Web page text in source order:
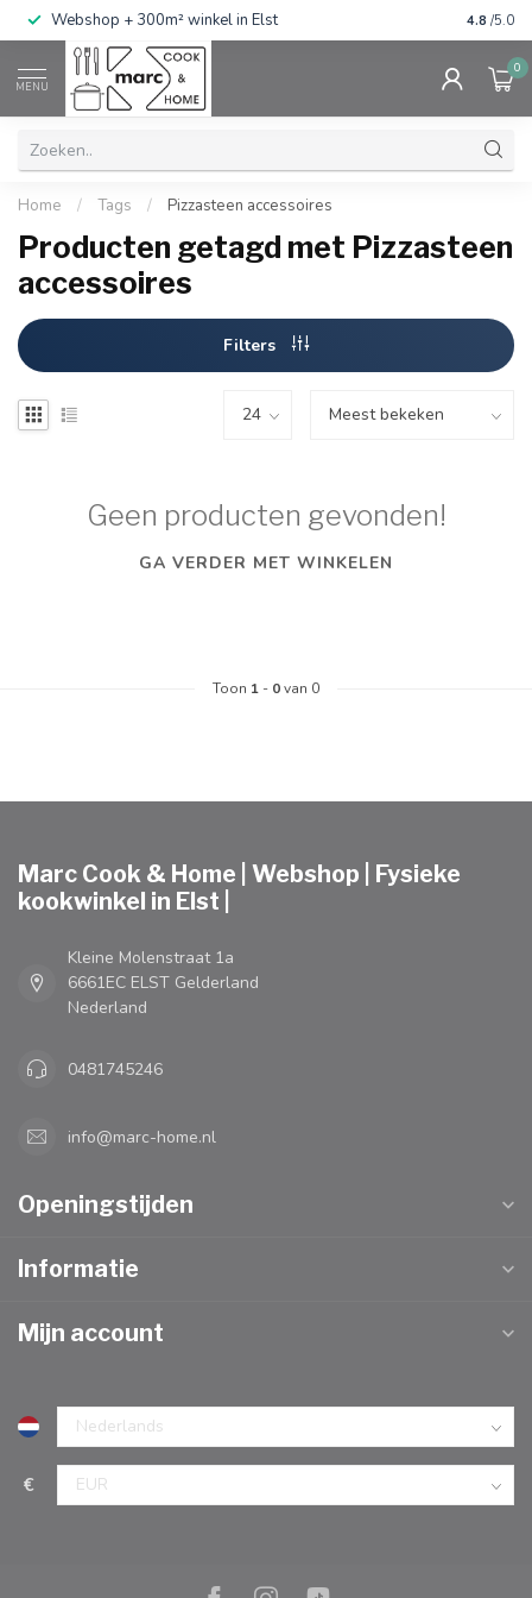
Webshop + 300m² winkel in Elst Gratis
4.8 /5.0
MENU
0
Home / Tags / Pizzasteen accessoires
Producten getagd met Pizzasteen
accessoires
Filters
Geen producten gevonden!
GA VERDER MET WINKELEN
Toon 1 - 0van 0
Marc Cook & Home | Webshop | Fysieke
kookwinkel in Elst |
Kleine Molenstraat 1a
6661EC ELST Gelderland
Nederland
0481745246
info@marc-home.nl
Openingstijden
Informatie
Mijn account
€